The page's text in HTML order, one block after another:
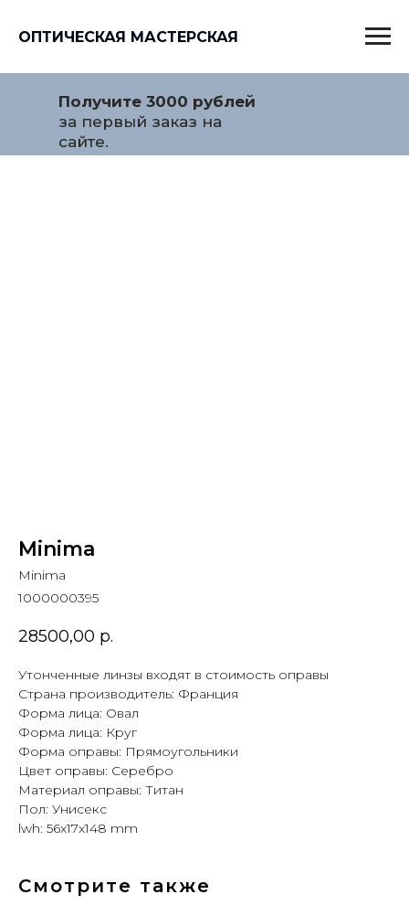
ОПТИЧЕСКАЯ МАСТЕРСКАЯ
Получите 3000 рублей
за первый заказ на
сайте.
Minima
Minima
1000000395
28500,00 р.
Утонченные линзы входят в стоимость оправы
Страна производитель: Франция
Форма лица: Овал
Форма лица: Круг
Форма оправы: Прямоугольники
Цвет оправы: Серебро
Материал оправы: Титан
Пол: Унисекс
lwh: 56x17x148 mm
Смотрите также